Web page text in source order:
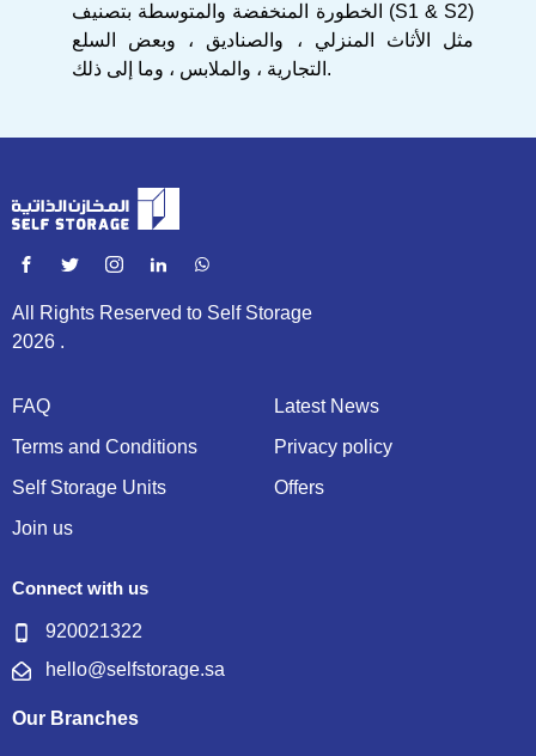
الخطورة المنخفضة والمتوسطة بتصنيف (S1 & S2)
مثل الأثاث المنزلي ، والصناديق ، وبعض السلع
التجارية ، والملابس ، وما إلى ذلك.
All Rights Reserved to Self Storage
2026 .
FAQ
Latest News
Terms and Conditions
Privacy policy
Self Storage Units
Offers
Join us
Connect with us
920021322
hello@selfstorage.sa
Our Branches